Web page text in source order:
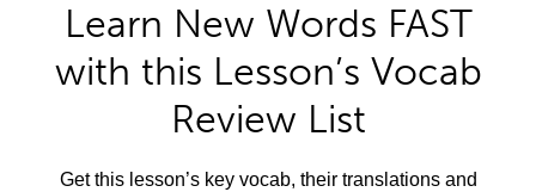
Learn New Words FAST
with this Lesson’s Vocab
Review List
Get this lesson’s key vocab, their translations and